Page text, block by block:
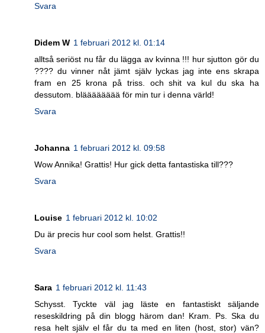
Svara
Didem W 1 februari 2012 kl. 01:14
alltså seriöst nu får du lägga av kvinna !!! hur sjutton gör du
???? du vinner nåt jämt själv lyckas jag inte ens skrapa
fram en 25 krona på triss. och shit va kul du ska ha
dessutom. blääääääää för min tur i denna värld!
Svara
Johanna 1 februari 2012 kl. 09:58
Wow Annika! Grattis! Hur gick detta fantastiska till???
Svara
Louise 1 februari 2012 kl. 10:02
Du är precis hur cool som helst. Grattis!!
Svara
Sara 1 februari 2012 kl. 11:43
Schysst. Tyckte väl jag läste en fantastiskt säljande
reseskildring på din blogg härom dan! Kram. Ps. Ska du
resa helt själv el får du ta med en liten (host, stor) vän?